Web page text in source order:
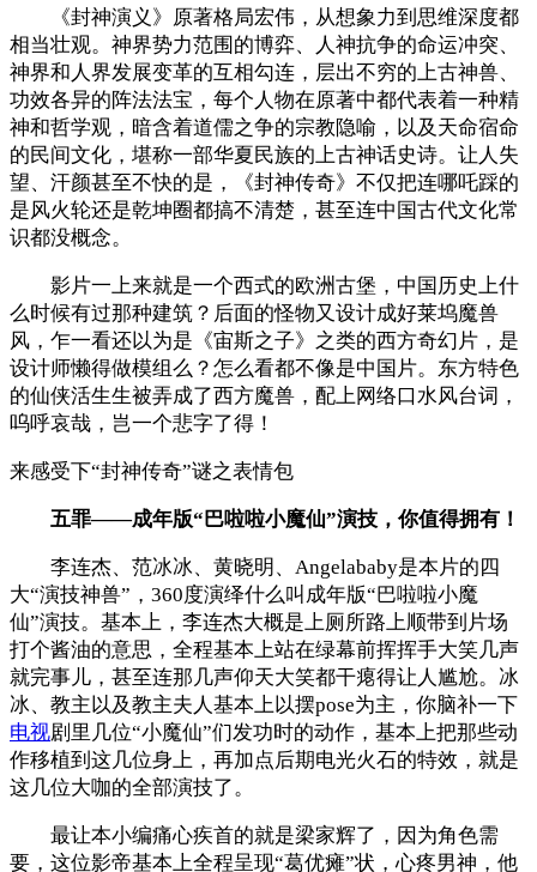
《封神演义》原著格局宏伟，从想象力到思维深度都
相当壮观。神界势力范围的博弈、人神抗争的命运冲突、
神界和人界发展变革的互相勾连，层出不穷的上古神兽、
功效各异的阵法法宝，每个人物在原著中都代表着一种精
神和哲学观，暗含着道儒之争的宗教隐喻，以及天命宿命
的民间文化，堪称一部华夏民族的上古神话史诗。让人失
望、汗颜甚至不快的是，《封神传奇》不仅把连哪吒踩的
是风火轮还是乾坤圈都搞不清楚，甚至连中国古代文化常
识都没概念。
影片一上来就是一个西式的欧洲古堡，中国历史上什
么时候有过那种建筑？后面的怪物又设计成好莱坞魔兽
风，乍一看还以为是《宙斯之子》之类的西方奇幻片，是
设计师懒得做模组么？怎么看都不像是中国片。东方特色
的仙侠活生生被弄成了西方魔兽，配上网络口水风台词，
呜呼哀哉，岂一个悲字了得！
来感受下“封神传奇”谜之表情包
五罪——成年版“巴啦啦小魔仙”演技，你值得拥有！
李连杰、范冰冰、黄晓明、Angelababy是本片的四
大“演技神兽”，360度演绎什么叫成年版“巴啦啦小魔
仙”演技。基本上，李连杰大概是上厕所路上顺带到片场
打个酱油的意思，全程基本上站在绿幕前挥挥手大笑几声
就完事儿，甚至连那几声仰天大笑都干瘪得让人尴尬。冰
冰、教主以及教主夫人基本上以摆pose为主，你脑补一下
电视剧里几位“小魔仙”们发功时的动作，基本上把那些动
作移植到这几位身上，再加点后期电光火石的特效，就是
这几位大咖的全部演技了。
最让本小编痛心疾首的就是梁家辉了，因为角色需
要，这位影帝基本上全程呈现“葛优瘫”状，心疼男神，他